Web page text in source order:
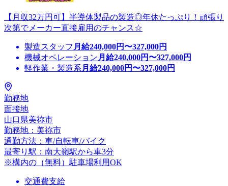
【月収32万円可】半導体製品の製造◎年休たっぷり！頑張り
次第でメーカー直接雇用のチャンス☆
製造スタッフ 月給240,000円〜327,000円
機械オペレーション 月給240,000円〜327,000円
軽作業・製造系 月給240,000円〜327,000円
勤務地
面接地
山口県美祢市
勤務地：美祢市
通勤方法：車/自転車/バイク
最寄り駅：南大嶺駅から車3分
※構内の（無料）駐車場利用OK
交通費支給